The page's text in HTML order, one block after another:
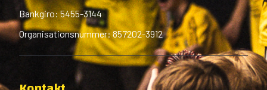
Bankgiro: 5455-3144
Organisationsnummer: 857202-3912